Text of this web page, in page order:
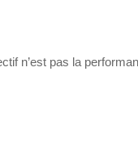
n’est pas la